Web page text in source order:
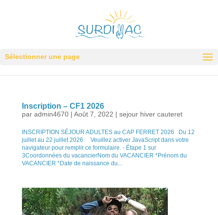
Sélectionner une page
Inscription – CF1 2026
par admin4670| Août 7, 2022 | sejour hiver cauteret
INSCRIPTION SÉJOUR ADULTES au CAP FERRET 2026 Du 12
juillet au 22 juillet 2026 Veuillez activer JavaScript dans votre
navigateur pour remplir ce formulaire. - Étape 1 sur
3Coordonnées du vacancierNom du VACANCIER *Prénom du
VACANCIER *Date de naissance du...